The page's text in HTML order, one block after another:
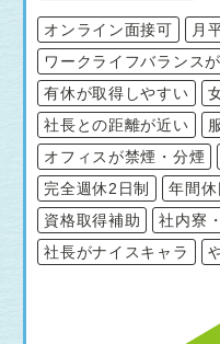
オンライン面接可
月
ワークライフバランス
有休が取得しやすい
社長との距離が近い
オフィスが禁煙・分煙
完全週休2日制
年間休
資格取得補助
社内寮
社長がナイスキャラ